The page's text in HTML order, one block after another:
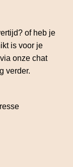
of heb je
is voor je
onze chat
verder.